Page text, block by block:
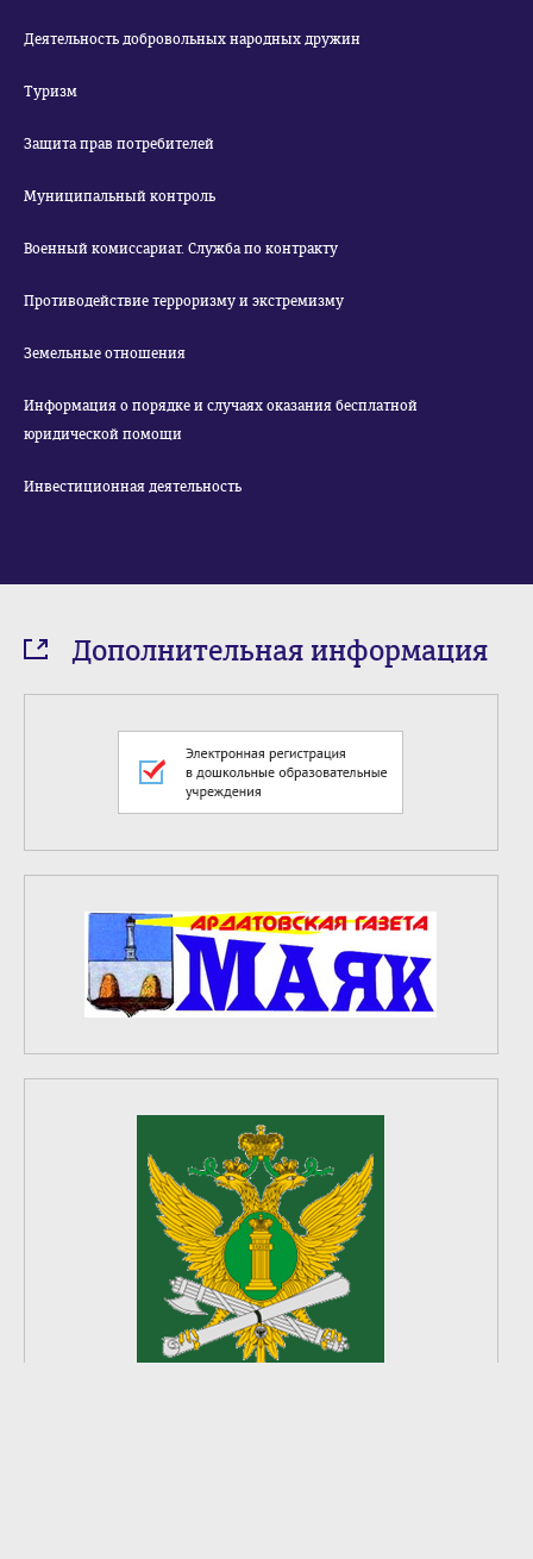
Деятельность добровольных народных дружин
Туризм
Защита прав потребителей
Муниципальный контроль
Военный комиссариат. Служба по контракту
Противодействие терроризму и экстремизму
Земельные отношения
Информация о порядке и случаях оказания бесплатной
юридической помощи
Инвестиционная деятельность
Дополнительная информация